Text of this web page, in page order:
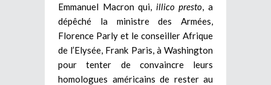
Emmanuel Macron qui, illico presto , a
dépêché la ministre des Armées,
Florence Parly et le conseiller Afrique
de l’Elysée, Frank Paris, à Washington
pour tenter de convaincre leurs
homologues américains de rester au